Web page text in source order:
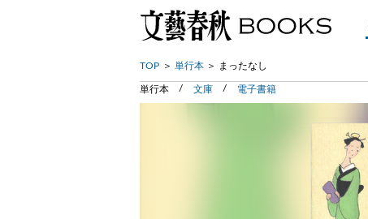
TOP 単行本 まったなし
単行本 文庫 電子書籍